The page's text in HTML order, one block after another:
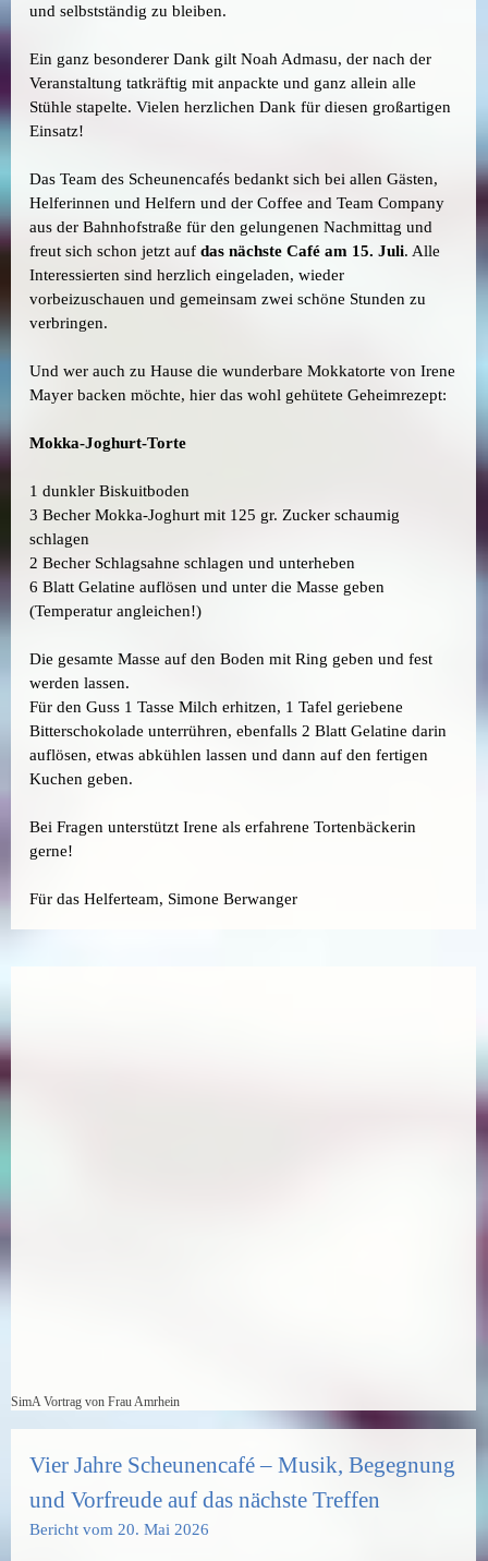
und selbstständig zu bleiben.
Ein ganz besonderer Dank gilt Noah Admasu, der nach der
Veranstaltung tatkräftig mit anpackte und ganz allein alle
Stühle stapelte. Vielen herzlichen Dank für diesen großartigen
Einsatz!
Das Team des Scheunencafés bedankt sich bei allen Gästen,
Helferinnen und Helfern und der Coffee and Team Company
aus der Bahnhofstraße für den gelungenen Nachmittag und
freut sich schon jetzt auf das nächste Café am 15. Juli. Alle
Interessierten sind herzlich eingeladen, wieder
vorbeizuschauen und gemeinsam zwei schöne Stunden zu
verbringen.
Und wer auch zu Hause die wunderbare Mokkatorte von Irene
Mayer backen möchte, hier das wohl gehütete Geheimrezept:
Mokka-Joghurt-Torte
1 dunkler Biskuitboden
3 Becher Mokka-Joghurt mit 125 gr. Zucker schaumig
schlagen
2 Becher Schlagsahne schlagen und unterheben
6 Blatt Gelatine auflösen und unter die Masse geben
(Temperatur angleichen!)
Die gesamte Masse auf den Boden mit Ring geben und fest
werden lassen.
Für den Guss 1 Tasse Milch erhitzen, 1 Tafel geriebene
Bitterschokolade unterrühren, ebenfalls 2 Blatt Gelatine darin
auflösen, etwas abkühlen lassen und dann auf den fertigen
Kuchen geben.
Bei Fragen unterstützt Irene als erfahrene Tortenbäckerin
gerne!
Für das Helferteam, Simone Berwanger
SimA Vortrag von Frau Amrhein
Vier Jahre Scheunencafé – Musik, Begegnung
und Vorfreude auf das nächste Treffen
Bericht vom 20. Mai 2026